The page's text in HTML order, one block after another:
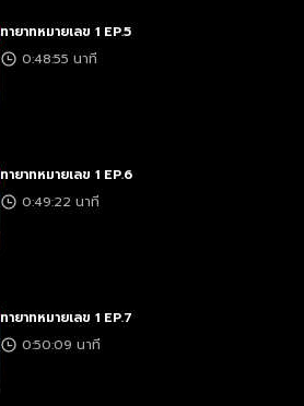
ทายาทหมายเลข 1 EP.5
0:48:55 นาที
ทายาทหมายเลข 1 EP.6
0:49:22 นาที
ทายาทหมายเลข 1 EP.7
0:50:09 นาที